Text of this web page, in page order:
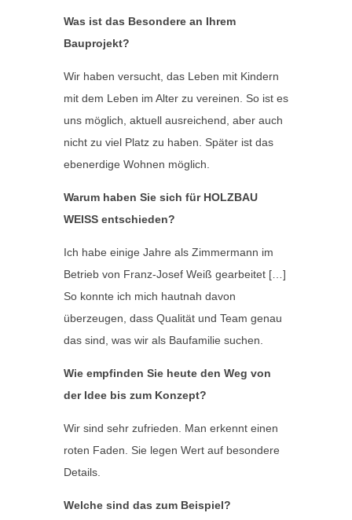
Was ist das Besondere an Ihrem
Bauprojekt?
Wir haben versucht, das Leben mit Kindern
mit dem Leben im Alter zu vereinen. So ist es
uns möglich, aktuell ausreichend, aber auch
nicht zu viel Platz zu haben. Später ist das
ebenerdige Wohnen möglich.
Warum haben Sie sich für HOLZBAU
WEISS entschieden?
Ich habe einige Jahre als Zimmermann im
Betrieb von Franz-Josef Weiß gearbeitet […]
So konnte ich mich hautnah davon
überzeugen, dass Qualität und Team genau
das sind, was wir als Baufamilie suchen.
Wie empfinden Sie heute den Weg von
der Idee bis zum Konzept?
Wir sind sehr zufrieden. Man erkennt einen
roten Faden. Sie legen Wert auf besondere
Details.
Welche sind das zum Beispiel?